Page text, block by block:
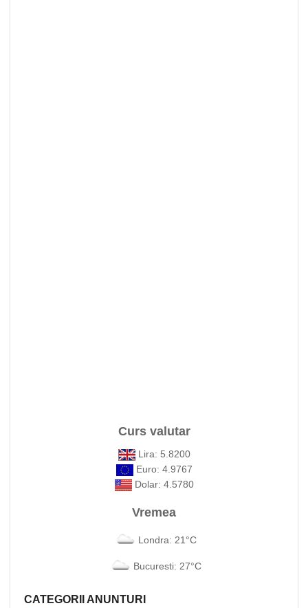
Curs valutar
Lira: 5.8200
Euro: 4.9767
Dolar: 4.5780
Vremea
Londra: 21°C
Bucuresti: 27°C
CATEGORII ANUNTURI